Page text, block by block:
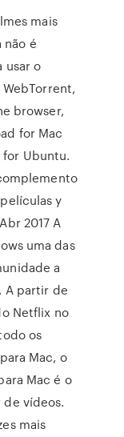
mais
é
usar o
browser,
for Mac
for Ubuntu.
y
2017 A
uma das
a
A partir de
Netflix no
os
Mac, o
Mac é o
vídeos.
mais